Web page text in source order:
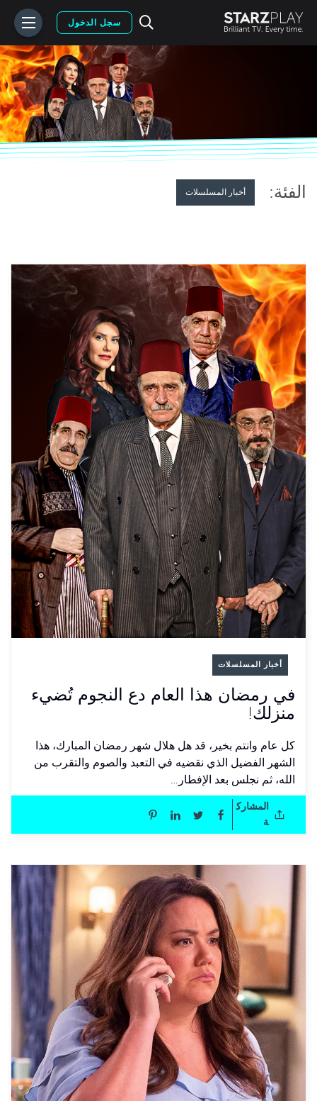
سجل الدخول
الفئة: أخبار المسلسلات
أخبار المسلسلات
في رمضان هذا العام دع النجوم تُضيء
منزلك!
كل عام وانتم بخير، قد هل هلال شهر رمضان المبارك، هذا
الشهر الفضيل الذي نقضيه في التعبد والصوم والتقرب من
الله، ثم نجلس بعد الإفطار…
المشارك
ة